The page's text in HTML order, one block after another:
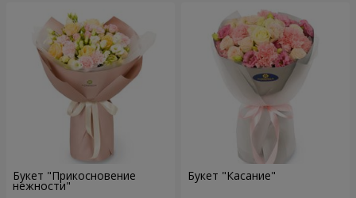
Букет "Прикосновение
нежности"
Букет "Касание"